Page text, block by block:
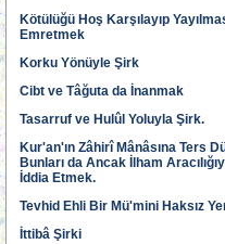
Kötülüğü Hoş Karşılayıp
Emretmek
Korku Yönüyle Şirk
Cibt ve Tâğuta da İnanmak
Tasarruf ve Hulûl Yoluyla Şirk.
Kur'an'ın Zâhirî Mânâsına Ters
Bunları da Ancak İlham
İddia Etmek.
Tevhid Ehli Bir Mü'mini Haksız
İttibâ Şirki